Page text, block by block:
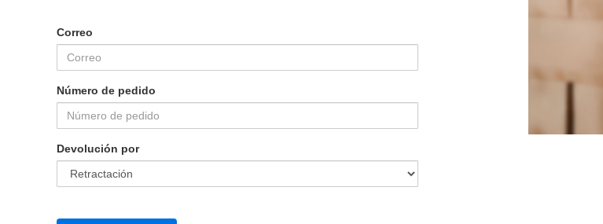
Correo
Número de pedido
Devolución por